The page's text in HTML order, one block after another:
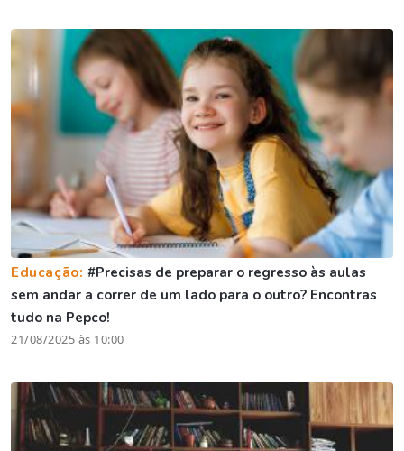
Educação:#Precisas de preparar o regresso às aulas
sem andar a correr de um lado para o outro? Encontras
tudo na Pepco!
21/08/2025 às 10:00